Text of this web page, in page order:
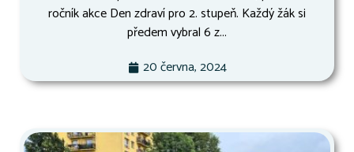
ročník akce Den zdraví pro 2. stupeň. Každý žák si
předem vybral 6 z...
20 června, 2024